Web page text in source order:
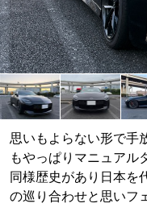
思いもよらない形で手
もやっぱりマニュアル
同様歴史があり日本を
の巡り合わせと思いフ